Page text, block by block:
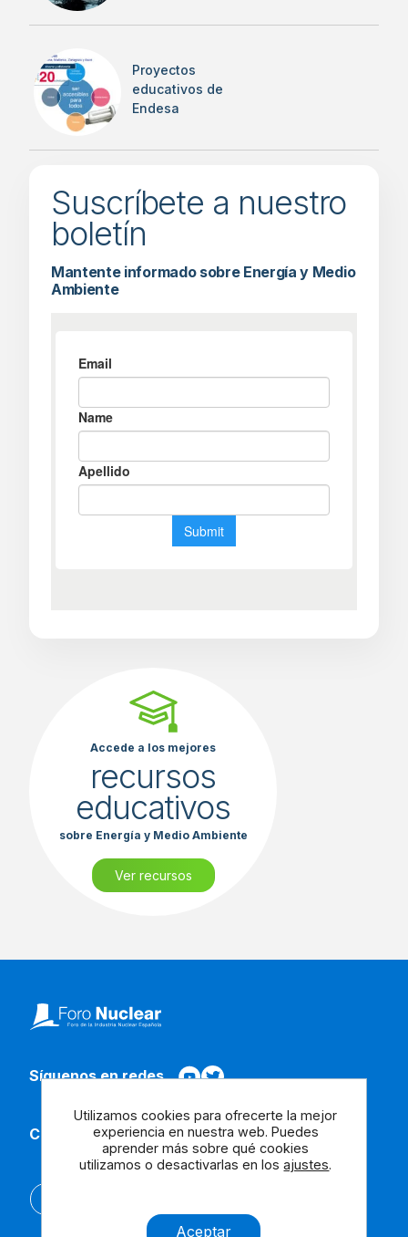
Proyectos
educativos de
Endesa
Suscríbete a nuestro
boletín
Mantente informado sobre Energía y Medio
Ambiente
Accede a los mejores
recursos
educativos
sobre Energía y Medio Ambiente
Ver recursos
Síguenos en redes
Contacta con nosotros
Utilizamos cookies para ofrecerte la mejor
experiencia en nuestra web. Puedes
aprender más sobre qué cookies
utilizamos o desactivarlas en losajustes.
Aceptar